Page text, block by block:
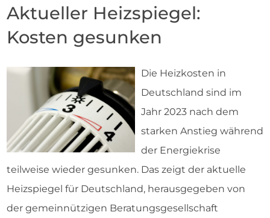
Aktueller Heizspiegel:
Kosten gesunken
Die Heizkosten in
Deutschland sind im
Jahr 2023 nach dem
starken Anstieg während
der Energiekrise
teilweise wieder gesunken. Das zeigt der aktuelle
Heizspiegel für Deutschland, herausgegeben von
der gemeinnützigen Beratungsgesellschaft